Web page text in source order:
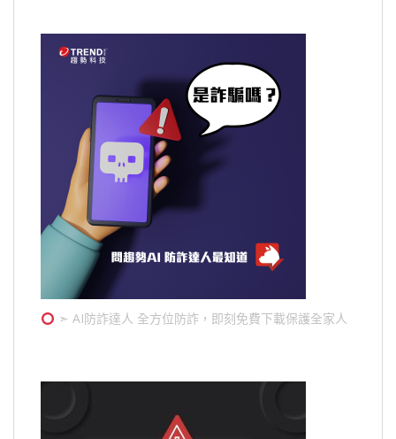
➣ AI防詐達人 全方位防詐，即刻免費下載保護全家人